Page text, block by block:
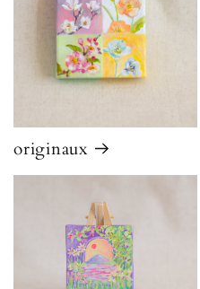
originaux